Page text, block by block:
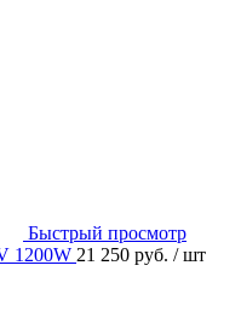
Быстрый просмотр
1200W 21 250 руб. / шт